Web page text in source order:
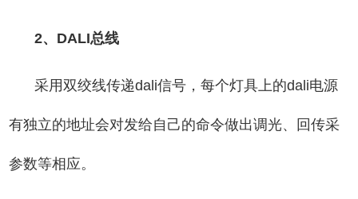
2、DALI总线
采用双绞线传递dali信号，每个灯具上的dali电源
有独立的地址会对发给自己的命令做出调光、回传采
参数等相应。